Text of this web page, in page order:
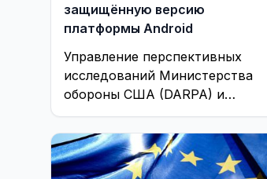
защищённую версию
платформы Android
Управление перспективных
исследований Министерства
обороны США (DARPA) и
исследовательская
лаборатория американской
армии (ARL) выделят $21,4 млн
на разработку защищённой